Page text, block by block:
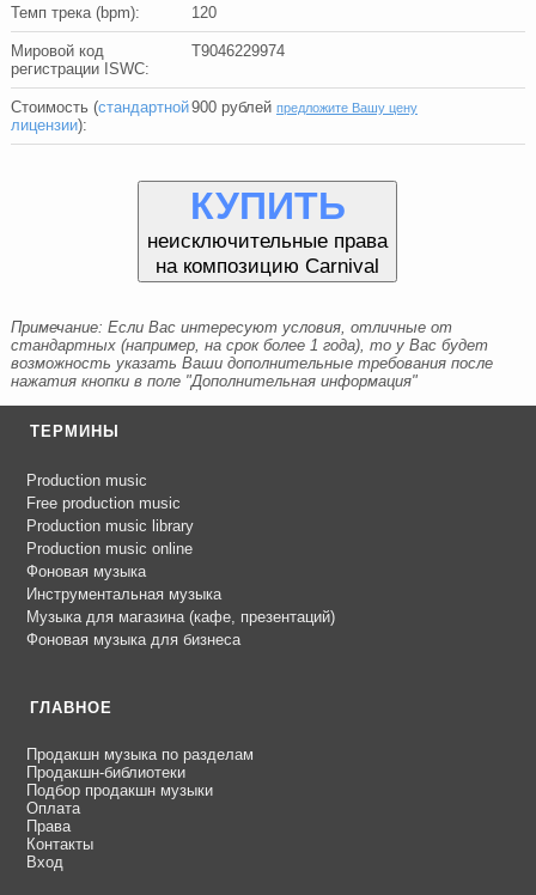
Темп трека (bpm): 120
Мировой код
регистрации ISWC:
T9046229974
Стоимость (стандартной
лицензии):
900 рублей предложите Вашу цену
КУПИТЬ
неисключительные права
на композицию Carnival
Примечание: Если Вас интересуют условия, отличные от
стандартных (например, на срок более 1 года), то у Вас будет
возможность указать Ваши дополнительные требования после
нажатия кнопки в поле "Дополнительная информация"
ТЕРМИНЫ
Production music
Free production music
Production music library
Production music online
Фоновая музыка
Инструментальная музыка
Музыка для магазина (кафе, презентаций)
Фоновая музыка для бизнеса
ГЛАВНОЕ
Продакшн музыка по разделам
Продакшн-библиотеки
Подбор продакшн музыки
Оплата
Права
Контакты
Вход